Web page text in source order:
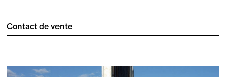
Contact de vente